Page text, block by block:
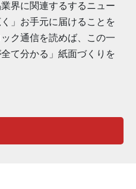
業界に関連するするニュー
」お手元に届けることを
ク通信を読めば、この一
て分かる」紙面づくりを